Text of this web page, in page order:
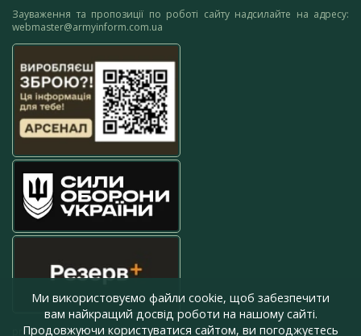
Зауваження та пропозиції по роботі сайту надсилайте на адресу:
webmaster@armyinform.com.ua
press@armyinform.com.ua
Ми використовуємо файли cookie, щоб забезпечити
вам найкращий досвід роботи на нашому сайті.
Продовжуючи користуватися сайтом, ви погоджуєтесь